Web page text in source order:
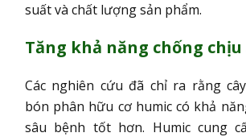
suất và chất lượng sản phẩm.
Tăng khả năng chống chịu
Các nghiên cứu đã chỉ ra rằng
bón phân hữu cơ humic có khả
sâu bệnh tốt hơn. Humic cung